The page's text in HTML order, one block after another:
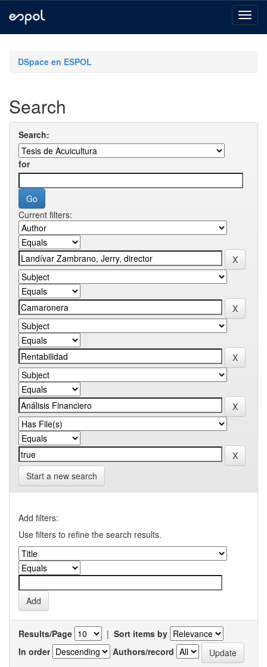
navigationDSpace en ESPOL
Search
Search:
for
Current filters:
Start a new search
Add filters:
Use filters to refine the search results.
Results/Page | Sort items by
In order
Authors/record